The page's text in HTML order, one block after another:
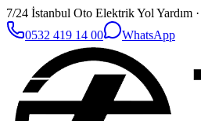
7/24 İstanbul Oto Elektrik Yol Yardım
0532 419 14 00
WhatsApp